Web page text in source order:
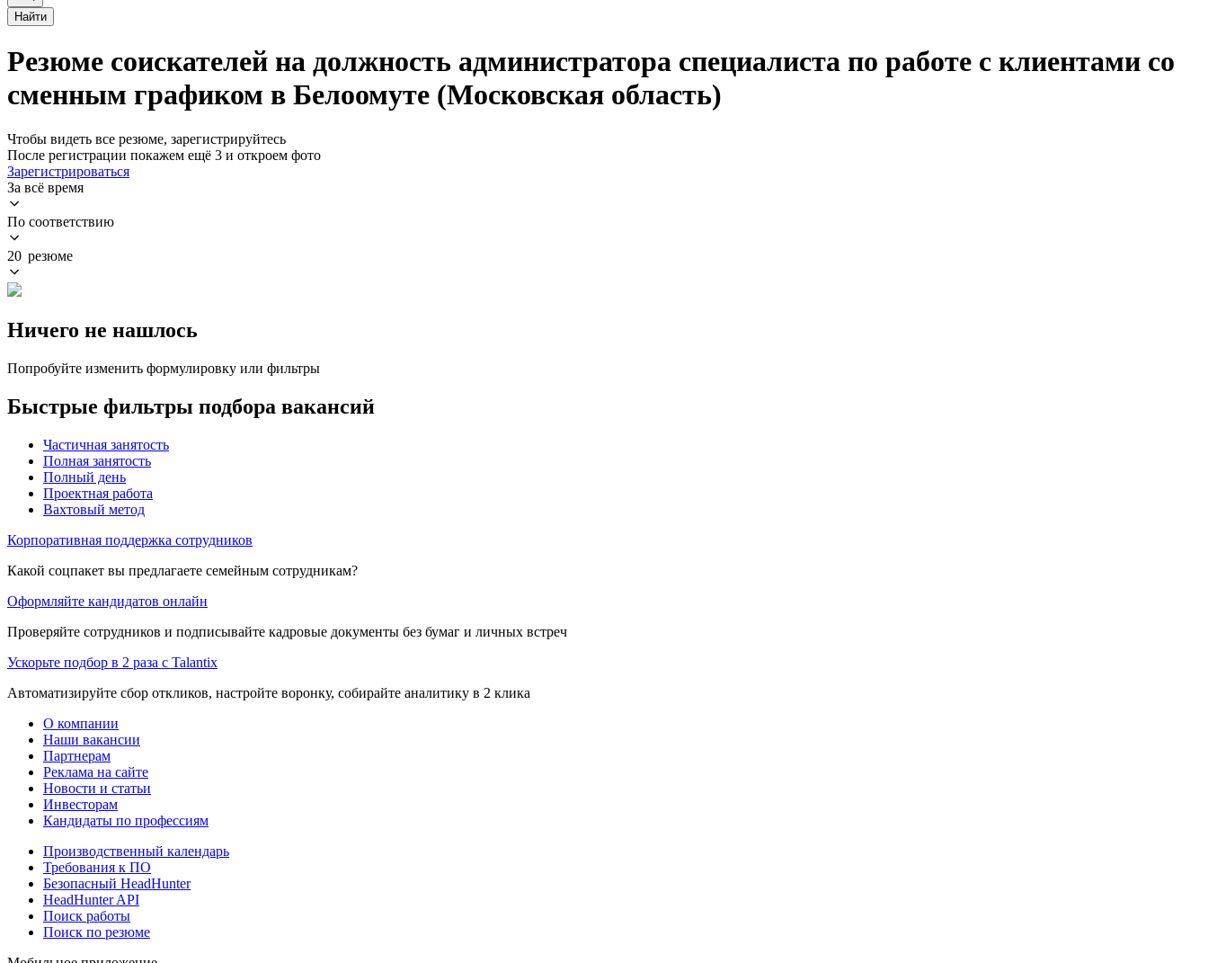
Найти
Резюме соискателей на должность администратора специалиста по работе с клиентами со
сменным графиком в Белоомуте (Московская область)
Чтобы видеть все резюме, зарегистрируйтесь
После регистрации покажем ещё 3 и откроем фото
Зарегистрироваться
За всё время
По соответствию
20 резюме
Ничего не нашлось
Попробуйте изменить формулировку или фильтры
Быстрые фильтры подбора вакансий
Частичная занятость
Полная занятость
Полный день
Проектная работа
Вахтовый метод
Корпоративная поддержка сотрудников
Какой соцпакет вы предлагаете семейным сотрудникам?
Оформляйте кандидатов онлайн
Проверяйте сотрудников и подписывайте кадровые документы без бумаг и личных встреч
Ускорьте подбор в 2 раза с Talantix
Автоматизируйте сбор откликов, настройте воронку, собирайте аналитику в 2 клика
О компании
Наши вакансии
Партнерам
Реклама на сайте
Новости и статьи
Инвесторам
Кандидаты по профессиям
Производственный календарь
Требования к ПО
Безопасный HeadHunter
HeadHunter API
Поиск работы
Поиск по резюме